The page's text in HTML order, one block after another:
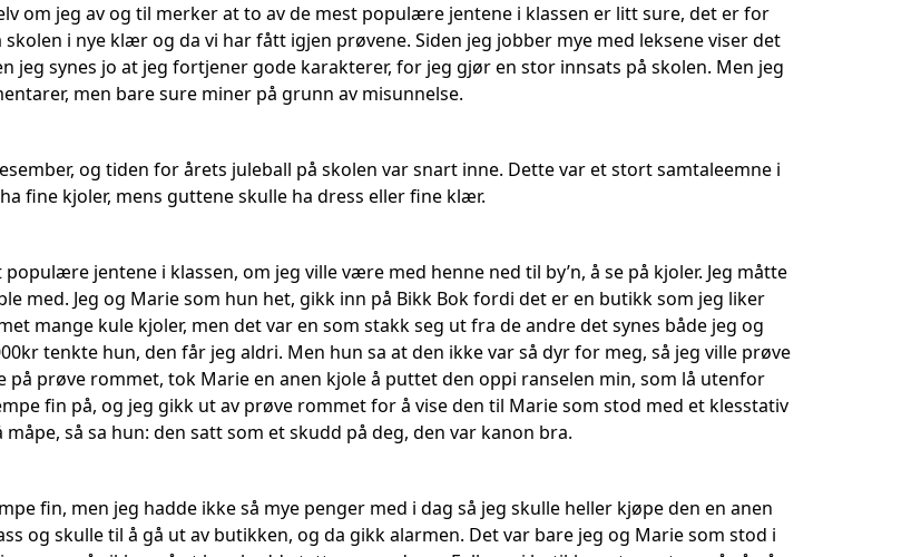
om jeg av og til merker at to av de mest populære jentene i klassen er litt sure, det er for
i nye klær og da vi har fått igjen prøvene. Siden jeg jobber mye med leksene viser det
jeg synes jo at jeg fortjener gode karakterer, for jeg gjør en stor innsats på skolen. Men jeg
men bare sure miner på grunn av misunnelse.
og tiden for årets juleball på skolen var snart inne. Dette var et stort samtaleemne i
fine kjoler, mens guttene skulle ha dress eller fine klær.
jentene i klassen, om jeg ville være med henne ned til by’n, å se på kjoler. Jeg måtte
med. Jeg og Marie som hun het, gikk inn på Bikk Bok fordi det er en butikk som jeg liker
mange kule kjoler, men det var en som stakk seg ut fra de andre det synes både jeg og
tenkte hun, den får jeg aldri. Men hun sa at den ikke var så dyr for meg, så jeg ville prøve
på prøve rommet, tok Marie en anen kjole å puttet den oppi ranselen min, som lå utenfor
fin på, og jeg gikk ut av prøve rommet for å vise den til Marie som stod med et klesstativ
så sa hun: den satt som et skudd på deg, den var kanon bra.
fin, men jeg hadde ikke så mye penger med i dag så jeg skulle heller kjøpe den en anen
og skulle til å gå ut av butikken, og da gikk alarmen. Det var bare jeg og Marie som stod i